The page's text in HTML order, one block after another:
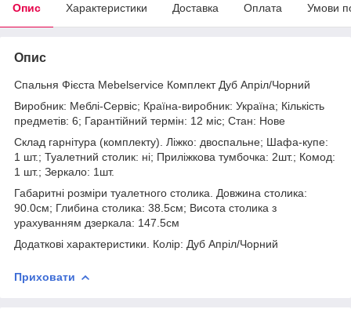
Опис Характеристики Доставка Оплата Умови
Опис
Спальня Фієста Mebelservice Комплект Дуб Апріл/Чорний
Виробник: Меблі-Сервіс; Країна-виробник: Україна; Кількість
предметів: 6; Гарантійний термін: 12 міс; Стан: Нове
Склад гарнітура (комплекту). Ліжко: двоспальне; Шафа-купе:
1 шт.; Туалетний столик: ні; Приліжкова тумбочка: 2шт.; Комод:
1 шт.; Зеркало: 1шт.
Габаритні розміри туалетного столика. Довжина столика:
90.0см; Глибина столика: 38.5см; Висота столика з
урахуванням дзеркала: 147.5см
Додаткові характеристики. Колір: Дуб Апріл/Чорний
Приховати